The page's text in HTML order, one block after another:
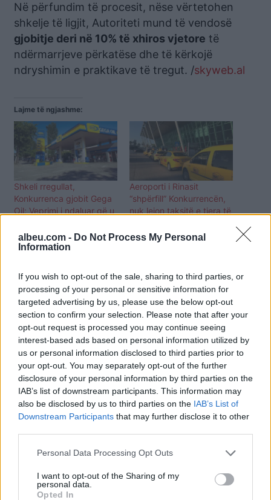
albeu.com - Do Not Process My Personal
Information
If you wish to opt-out of the sale, sharing to third parties, or
processing of your personal or sensitive information for
targeted advertising by us, please use the below opt-out
section to confirm your selection. Please note that after your
opt-out request is processed you may continue seeing
interest-based ads based on personal information utilized by
us or personal information disclosed to third parties prior to
your opt-out. You may separately opt-out of the further
disclosure of your personal information by third parties on the
IAB’s list of downstream participants. This information may
also be disclosed by us to third parties on the IAB’s List of
Downstream Participants that may further disclose it to other
Personal Data Processing Opt Outs
I want to opt-out of the Sharing of my
personal data.
Opted In
Në përfundim të procesit, nëse vërtetohen
shkelje të ligjit, Autoriteti mund të vendosë
gjobitje deri në 10% të xhiros vjetore të
ndërmarrjeve përkatëse dhe të kërkojë
ndryshimin e praktikave të tregut. /skyweb.al
Lajme të ngjashme:
Shkeli rregullat,
Konkurrenca gjobit Gega
Oil: Veprimi i ndaluar që u
Aeroporti i Rinasit
“shpërfill” Konkurrencën,
nuk lejon taksitë e tjera të
hetimet e thelluara
Zhvatën konsumatorët në
kohë krize, Konkurrenca
“fal” grosistët e vajit
vegjetal: Nuk gjetëm
asnjë shkelje